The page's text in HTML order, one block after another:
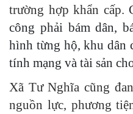
trường hợp khẩn cấp.
công phải bám dân,
hình từng hộ, khu dân
tính mạng và tài sản
Xã Tư Nghĩa cũng
nguồn lực, phương